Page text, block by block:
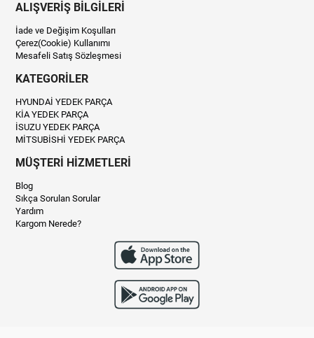
ALIŞVERİŞ BİLGİLERİ
İade ve Değişim Koşulları
Çerez(Cookie) Kullanımı
Mesafeli Satış Sözleşmesi
KATEGORİLER
HYUNDAİ YEDEK PARÇA
KİA YEDEK PARÇA
İSUZU YEDEK PARÇA
MİTSUBİSHİ YEDEK PARÇA
MÜŞTERİ HİZMETLERİ
Blog
Sıkça Sorulan Sorular
Yardım
Kargom Nerede?